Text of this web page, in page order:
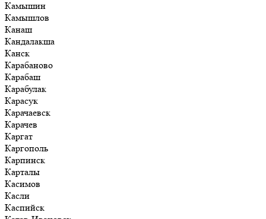
Камышин
Камышлов
Канаш
Кандалакша
Канск
Карабаново
Карабаш
Карабулак
Карасук
Карачаевск
Карачев
Каргат
Каргополь
Карпинск
Карталы
Касимов
Касли
Каспийск